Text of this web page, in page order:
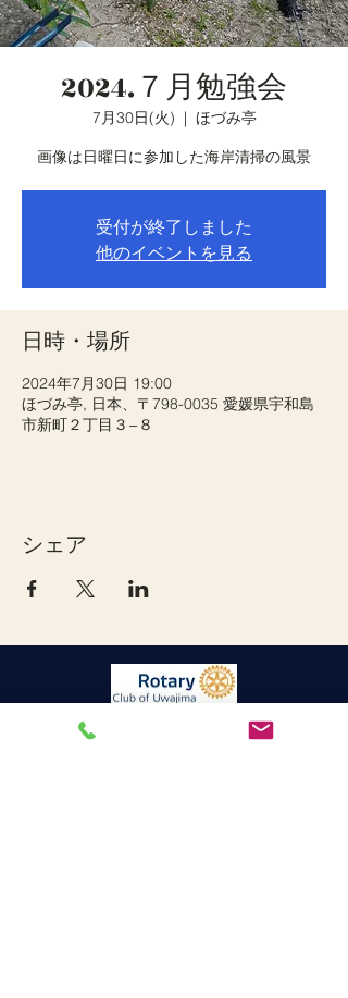
2024.７月勉強会
7月30日(火)
  |
ほづみ亭
画像は日曜日に参加した海岸清掃の風景
受付が終了しました
他のイベントを見る
日時・場所
2024年7月30日 19:00
ほづみ亭, 日本、〒798-0035 愛媛県宇和島
市新町２丁目３−８
シェア
宇和島ロータリークラブ